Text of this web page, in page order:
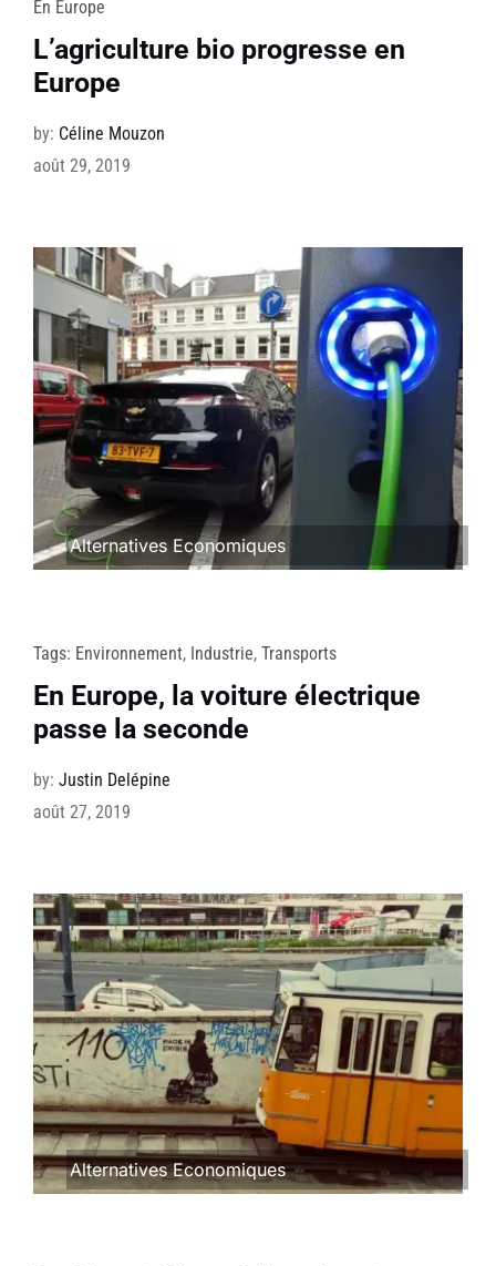
En Europe
L’agriculture bio progresse en
Europe
by: Céline Mouzon
août 29, 2019
Alternatives Economiques
Tags: Environnement, Industrie, Transports
En Europe, la voiture électrique
passe la seconde
by: Justin Delépine
août 27, 2019
Alternatives Economiques